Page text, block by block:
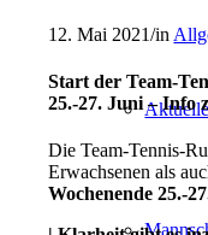
12. Mai 2021/in
Start der Team-
25.-27. Juni – Info
Die Team-Tennis-
Erwachsenen als
Wochenende 25.-